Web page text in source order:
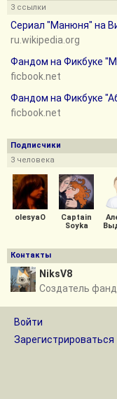
3 ссылки
Сериал "Манюня" на
ru.wikipedia.org
Фандом на Фикбуке
ficbook.net
Фандом на Фикбуке
ficbook.net
Подписчики
3 человека
olesyaO
Captain
Soyka
Контакты
NiksV8
Создатель
Войти
Зарегистрироваться